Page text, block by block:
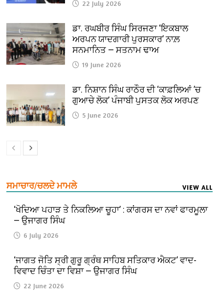
22 July 2026
ਡਾ. ਰਘਬੀਰ ਸਿੰਘ ਸਿਰਜਣਾ ‘ਇਕਬਾਲ
ਅਰਪਨ ਯਾਦਗਾਰੀ ਪੁਰਸਕਾਰ’ ਨਾਲ਼
ਸਨਮਾਨਿਤ — ਸਤਨਾਮ ਢਾਅ
19 June 2026
ਡਾ. ਨਿਸ਼ਾਨ ਸਿੰਘ ਰਾਠੌਰ ਦੀ ‘ਕਾਫ਼ਲਿਆਂ ’ਚ
ਗੁਆਚੇ ਲੋਕ’ ਪੰਜਾਬੀ ਪੁਸਤਕ ਲੋਕ ਅਰਪਣ
5 June 2026
ਸਮਾਚਾਰ/ਚਲਦੇ ਮਾਮਲੇ VIEW ALL
‘ਖੋਦਿਆ ਪਹਾੜ ਤੇ ਨਿਕਲਿਆ ਚੂਹਾ’ : ਕਾਂਗਰਸ ਦਾ ਨਵਾਂ ਫਾਰਮੂਲਾ
— ਉਜਾਗਰ ਸਿੰਘ
6 July 2026
‘ਜਾਗਤ ਜੋਤਿ ਸ੍ਰੀ ਗੁਰੂ ਗ੍ਰੰਥ ਸਾਹਿਬ ਸਤਿਕਾਰ ਐਕਟ’ ਵਾਦ-
ਵਿਵਾਦ ਚਿੰਤਾ ਦਾ ਵਿਸ਼ਾ — ਉਜਾਗਰ ਸਿੰਘ
22 June 2026